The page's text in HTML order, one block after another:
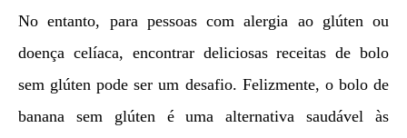
No entanto, para pessoas com alergia ao glúten ou
doença celíaca, encontrar deliciosas receitas de bolo
sem glúten pode ser um desafio. Felizmente, o bolo de
banana sem glúten é uma alternativa saudável às